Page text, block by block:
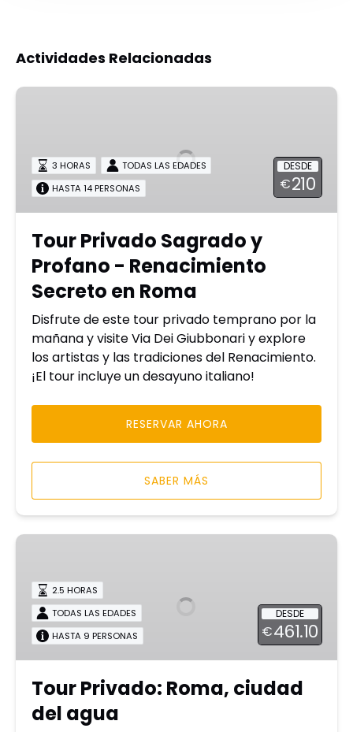
Actividades Relacionadas
Tour
Profano
Renacimiento
Roma
DESDE
€210
3 HORAS
TODAS LAS EDADES
HASTA 14 PERSONAS
Tour Privado Sagrado y
Profano - Renacimiento
Secreto en Roma
Disfrute de este tour privado temprano por la
mañana y visite Via Dei Giubbonari y explore
los artistas y las tradiciones del Renacimiento.
¡El tour incluye un desayuno italiano!
RESERVAR AHORA
SABER MÁS
Tour
Roma,
ciudad
del
agua
DESDE
€461.10
2.5 HORAS
TODAS LAS EDADES
HASTA 9 PERSONAS
Tour Privado: Roma, ciudad
del agua